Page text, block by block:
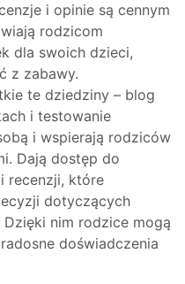
i opinie są cennym
rodzicom
dla swoich dzieci,
z zabawy.
te dziedziny – blog
i testowanie
i wspierają rodziców
Dają dostęp do
recenzji, które
dotyczących
nim rodzice mogą
doświadczenia